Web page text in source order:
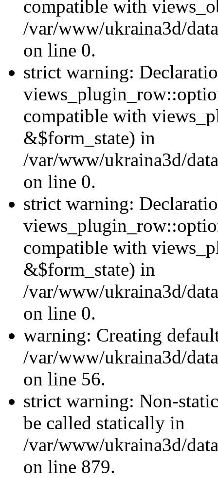
compatible with
/var/www/ukraina3d/
on line 0.
strict warning:
compatible with
&$form_state) in
/var/www/ukraina3d/
on line 0.
strict warning:
compatible with
&$form_state) in
/var/www/ukraina3d/
on line 0.
warning: Creating
/var/www/ukraina3d/
on line 56.
strict warning: Non-
be called statically in
/var/www/ukraina3d/
on line 879.